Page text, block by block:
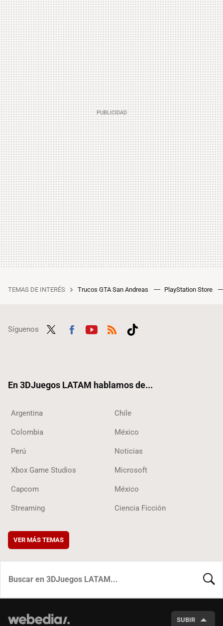
TEMAS DE INTERÉS Trucos GTA San Andreas PlayStation Store
Síguenos
En 3DJuegos LATAM hablamos de...
Argentina Chile
Colombia México
Perú Noticias
Xbox Game Studios Microsoft
Capcom México
Streaming Ciencia Ficción
VER MÁS TEMAS
SUBIR